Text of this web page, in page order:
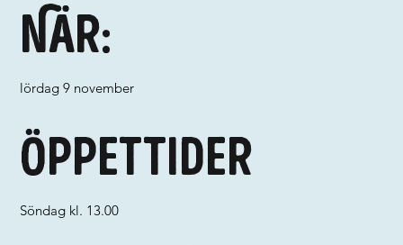
När:
lördag 9 november
Öppettider
Söndag kl. 13.00